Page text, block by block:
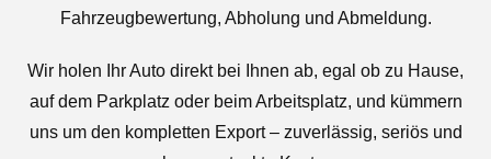
Fahrzeugbewertung, Abholung und Abmeldung.
Wir holen Ihr Auto direkt bei Ihnen ab, egal ob zu Hause,
auf dem Parkplatz oder beim Arbeitsplatz, und kümmern
uns um den kompletten Export – zuverlässig, seriös und